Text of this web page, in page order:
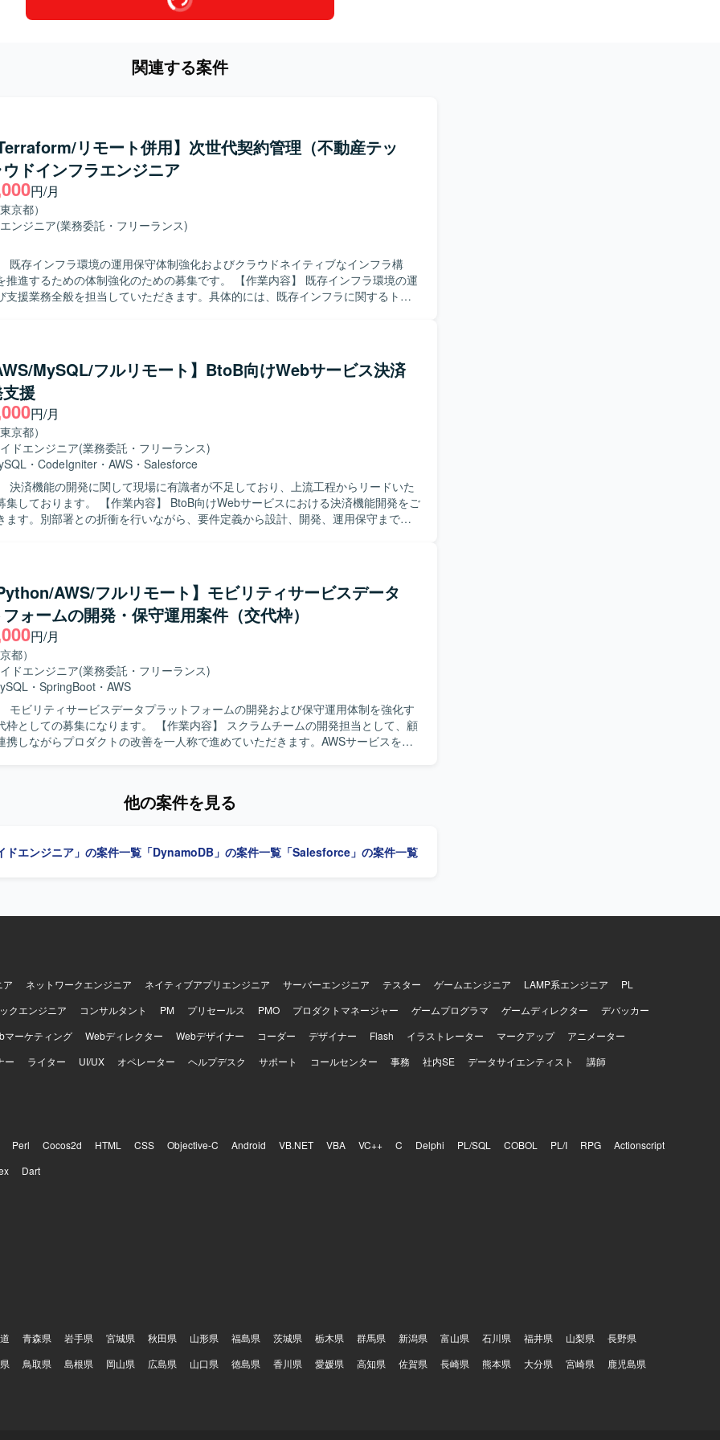
関連する案件
リモート併用】次世代契約管理（不動産テッ
ドインフラエンジニア
円/月
京都）
ンジニア(業務委託・フリーランス)
既存インフラ環境の運用保守体制強化およびクラウドネイティブなインフラ構
ための体制強化のための募集です。 【作業内容】 既存インフラ環境の運
支援業務全般を担当していただきます。具体的には、既存インフラに関するトラ
防御体制の設計・構築・運用を行っていただきます。加えて、MTGへの参加、ド
・レビュー、チケットワークなど付随業務にも対応していただきます。 【求め
ラウドネイティブなインフラ構築に主体的に取り組み、IaCやコンテナ技術などモ
習得に前向きな方を求めています。チームの一員としてコミュニケーションを図
・標準化・ナレッジ蓄積を推進できる方が望ましいです。 【ポジションの魅
規模なクラウドネイティブなインフラやネットワークの構築をチームの一員とし
実践的なプロジェクトに関わりながらスキルを深めることができます。クラウド
ウドリフトを推進する環境で、IaCを活用したコンテナ化に取り組み、モダンな技
実務で習得できます。将来的には不動産テック分野でのデータパイプライン構築
のデータ集約など、機械学習やAI関連プロジェクトに関わる機会も想定されてい
MySQL/フルリモート】BtoB向けWebサービス決済
援
円/月
京都）
ドエンジニア(業務委託・フリーランス)
・ CodeIgniter ・ AWS ・ Salesforce
決済機能の開発に関して現場に有識者が不足しており、上流工程からリードいた
容】 BtoB向けWebサービスにおける決済機能開発をご
ます。別部署との折衝を行いながら、要件定義から設計、開発、運用保守まで一
の魅力】 自社サービスの決済機能において、上流工程から運用保守まで一貫して
、サービス全体を見据えた開発経験を積むことができます。体制内のメンバーと
駆動開発など新しい開発手法にも触れられる環境です。 【開発環境】 PHP、
AWS、MySQL、Cursor(AI駆動開発)を用いたWebサービス開発となります。
AWS/フルリモート】モビリティサービスデータ
ォームの開発・保守運用案件（交代枠）
円/月
都）
ドエンジニア(業務委託・フリーランス)
・ SpringBoot ・ AWS
モビリティサービスデータプラットフォームの開発および保守運用体制を強化す
なります。 【作業内容】 スクラムチームの開発担当として、顧
携しながらプロダクトの改善を一人称で進めていただきます。AWSサービスを活
立を意識して取り組んでいただける方が望ましいです。 【ポジションの魅
で、顧客や他社と連携しながらプロダクトの価値向上に直接貢献できる環境で
他の案件を見る
ドエンジニア」の案件一覧 「DynamoDB」の案件一覧 「Salesforce」の案件一覧
ア ネットワークエンジニア ネイティブアプリエンジニア サーバーエンジニア テスター ゲームエンジニア LAMP系エンジニア
PL
クエンジニア
コンサルタント PM プリセールス PMO プロダクトマネージャー ゲームプログラマ ゲームディレクター
デバッカー
マーケティング
Webディレクター Webデザイナー コーダー デザイナー Flash イラストレーター マークアップ
アニメーター
ー
ライター UI/UX オペレーター ヘルプデスク サポート コールセンター 事務 社内SE データサイエンティスト 講師
Perl Cocos2d HTML CSS Objective-C Android VB.NET VBA VC++ C Delphi PL/SQL COBOL PL/I RPG
Actionscript
Dart
青森県 岩手県 宮城県 秋田県 山形県 福島県 茨城県 栃木県 群馬県 新潟県 富山県 石川県 福井県 山梨県
長野県
鳥取県 島根県 岡山県 広島県 山口県 徳島県 香川県 愛媛県 高知県 佐賀県 長崎県 熊本県 大分県 宮崎県 鹿児島県